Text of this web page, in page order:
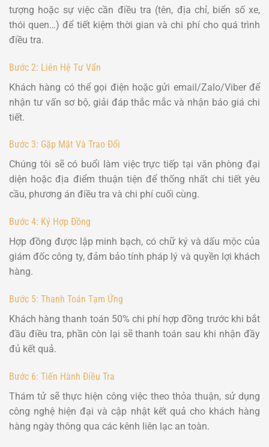
tượng hoặc sự việc cần điều tra (tên, địa chỉ, biển số xe,
thói quen…) để tiết kiệm thời gian và chi phí cho quá trình
điều tra.
Bước 2: Liên Hệ Tư Vấn
Khách hàng có thể gọi điện hoặc gửi email/Zalo/Viber để
nhận tư vấn sơ bộ, giải đáp thắc mắc và nhận báo giá chi
tiết.
Bước 3: Gặp Mặt Và Trao Đổi
Chúng tôi sẽ có buổi làm việc trực tiếp tại văn phòng đại
diện hoặc địa điểm thuận tiện để thống nhất chi tiết yêu
cầu, phương án điều tra và chi phí cuối cùng.
Bước 4: Ký Hợp Đồng
Hợp đồng được lập minh bạch, có chữ ký và dấu mộc của
giám đốc công ty, đảm bảo tính pháp lý và quyền lợi khách
hàng.
Bước 5: Thanh Toán Tạm Ứng
Khách hàng thanh toán 50% chi phí hợp đồng trước khi bắt
đầu điều tra, phần còn lại sẽ thanh toán sau khi nhận đầy
đủ kết quả.
Bước 6: Tiến Hành Điều Tra
Thám tử sẽ thực hiện công việc theo thỏa thuận, sử dụng
công nghệ hiện đại và cập nhật kết quả cho khách hàng
hàng ngày thông qua các kênh liên lạc an toàn.